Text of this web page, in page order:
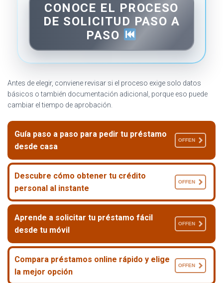
CONOCE EL PROCESO
DE SOLICITUD PASO A
PASO
Antes de elegir, conviene revisar si el proceso exige solo datos
básicos o también documentación adicional, porque eso puede
cambiar el tiempo de aprobación.
Guía paso a paso para pedir tu préstamo
desde casa
OFFEN
Descubre cómo obtener tu crédito
personal al instante
OFFEN
Aprende a solicitar tu préstamo fácil
desde tu móvil
OFFEN
Compara préstamos online rápido y elige
la mejor opción
OFFEN